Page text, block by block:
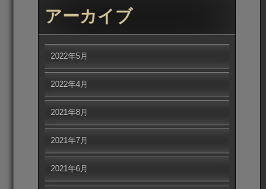
アーカイブ
2022年5月
2022年4月
2021年8月
2021年7月
2021年6月